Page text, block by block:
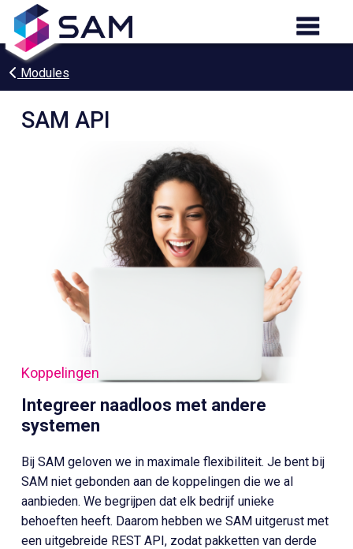
Modules
SAM API
Integreer naadloos met andere
systemen
Koppelingen
Bij SAM geloven we in maximale flexibiliteit. Je bent bij
SAM niet gebonden aan de koppelingen die we al
aanbieden. We begrijpen dat elk bedrijf unieke
behoeften heeft. Daarom hebben we SAM uitgerust met
een uitgebreide REST API, zodat pakketten van derde